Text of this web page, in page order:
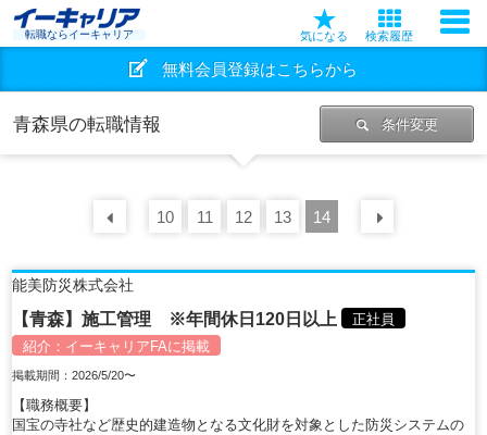
転職ならイーキャリア 気になる 検索履歴
無料会員登録はこちらから
青森県の転職情報 条件変更
前の 30件
10 11 12 13 14
能美防災株式会社
【青森】施工管理 ※年間休日120日以上
正社員
紹介： イーキャリアFAに掲載
掲載期間：2026/5/20〜
【職務概要】
国宝の寺社など歴史的建造物となる文化財を対象とした防災システムの